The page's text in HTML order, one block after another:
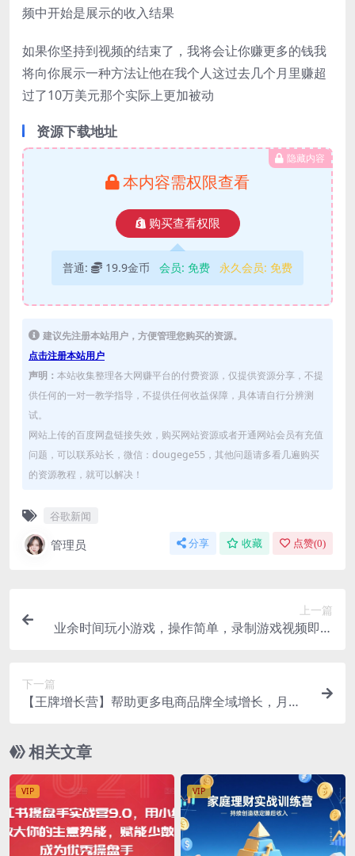
频中开始是展示的收入结果
如果你坚持到视频的结束了，我将会让你赚更多的钱我
将向你展示一种方法让他在我个人这过去几个月里赚超
过了10万美元那个实际上更加被动
资源下载地址
隐藏内容
本内容需权限查看
购买查看权限
普通: 19.9金币 会员: 免费 永久会员: 免费
建议先注册本站用户，方便管理您购买的资源。
点击注册本站用户
声明： 本站收集整理各大网赚平台的付费资源，仅提供资源分享，不提
供任何的一对一教学指导，不提供任何收益保障，具体请自行分辨测
试。
网站上传的百度网盘链接失效，购买网站资源或者开通网站会员有充值
问题，可以联系站长，微信：dougege55，其他问题请多看几遍购买
的资源教程，就可以解决！
谷歌新闻
管理员 分享 收藏 点赞(0)
上一篇
业余时间玩小游戏，操作简单，录制游戏视频即可
下一篇
【王牌增长营】帮助更多电商品牌全域增长，月销
相关文章
VIP VIP